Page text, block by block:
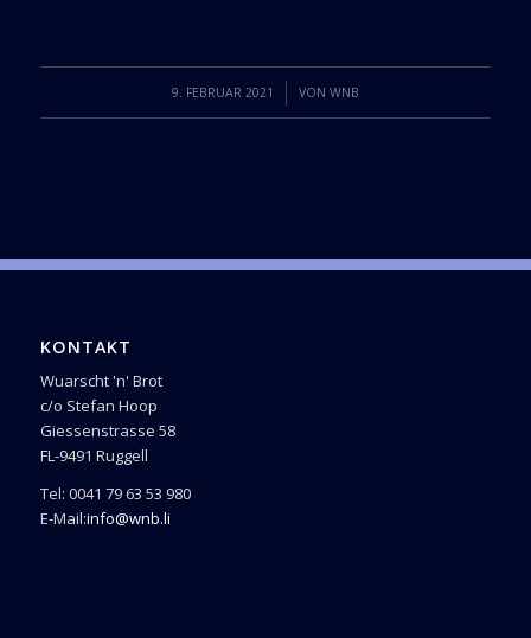
9. FEBRUAR 2021
/ VON WNB
KONTAKT
Wuarscht 'n' Brot
c/o Stefan Hoop
Giessenstrasse 58
FL-9491 Ruggell
Tel: 0041 79 63 53 980
E-Mail:info@wnb.li